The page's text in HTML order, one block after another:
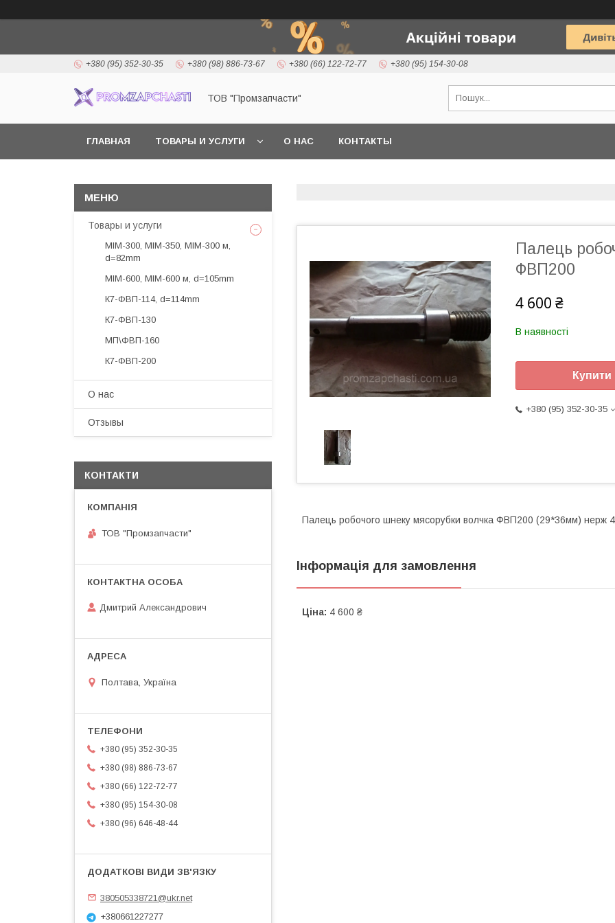
+380 (95) 352-30-35 +380 (98) 886-73-67 +380 (66) 122-72-77 +380 (95) 154-30-08
ТОВ "Промзапчасти"
ГЛАВНАЯ ТОВАРЫ И УСЛУГИ О НАС КОНТАКТЫ
Палець
ФВП200
4 600 ₴
В наявності
Купити
+380 (95) 352-30-35
Палець робочого шнеку мясорубки волчка ФВП200 (29*36мм) нерж
Інформація для замовлення
Ціна: 4 600 ₴
Товары и услуги
МІМ-300, МІМ-350, МІМ-300 м,
d=82mm
МІМ-600, МІМ-600 м, d=105mm
К7-ФВП-114, d=114mm
К7-ФВП-130
МП\ФВП-160
К7-ФВП-200
О нас
Отзывы
КОНТАКТИ
ТОВ "Промзапчасти"
Дмитрий Александрович
Полтава, Україна
+380 (95) 352-30-35
+380 (98) 886-73-67
+380 (66) 122-72-77
+380 (95) 154-30-08
+380 (96) 646-48-44
380505338721@ukr.net
+380661227277